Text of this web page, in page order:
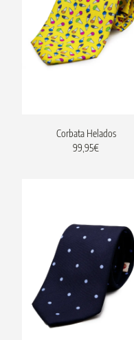
Corbata Helados
99,95€